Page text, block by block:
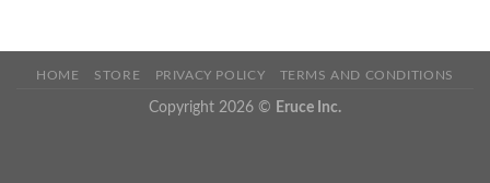
HOME STORE PRIVACY POLICY TERMS AND CONDITIONS
Copyright 2026 © Eruce Inc.